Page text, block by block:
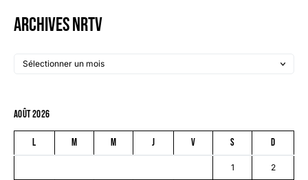
Archives NRTV
août 2026
L M M J V S D
1 2